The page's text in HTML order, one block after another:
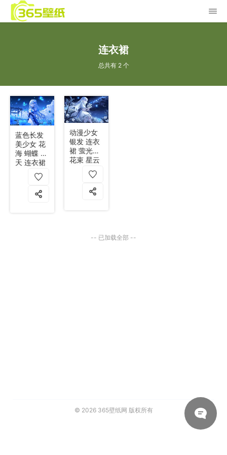
连衣裙
总共有 2 个
蓝色长发
美少女 花
海 蝴蝶 蓝
天 连衣裙
白云 5k
动漫少女
银发 连衣
裙 萤光蝶
花束 星云
-- 已加载全部 --
© 2026 365壁纸网 版权所有